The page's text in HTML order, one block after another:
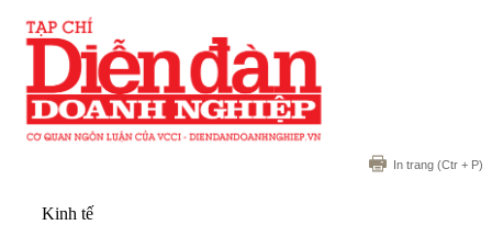
In trang (Ctr + P)
Kinh tế